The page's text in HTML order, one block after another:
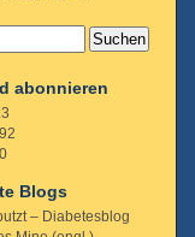
abonnieren
Blogs
– Diabetesblog